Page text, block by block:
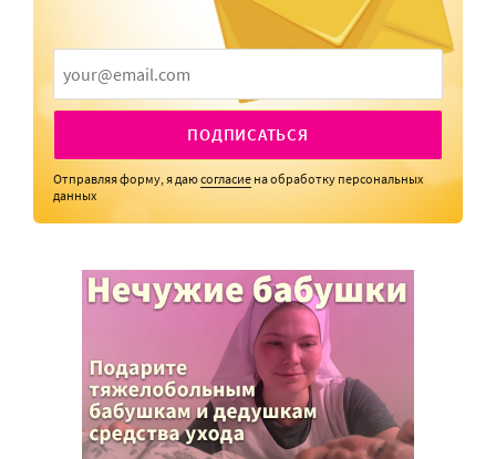
ПОДПИСАТЬСЯ
Отправляя форму, я даюсогласие на обработку персональных
данных